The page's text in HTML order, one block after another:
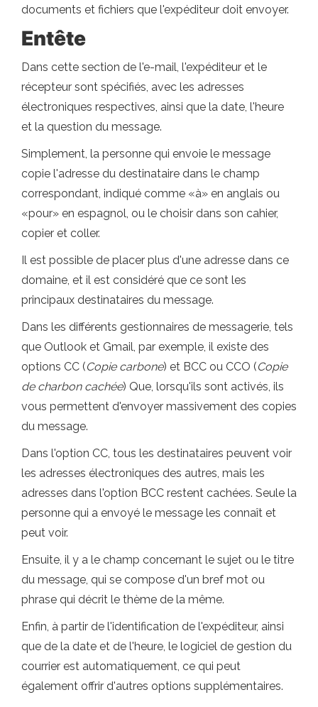
documents et fichiers que l'expéditeur doit envoyer.
Entête
Dans cette section de l'e-mail, l'expéditeur et le
récepteur sont spécifiés, avec les adresses
électroniques respectives, ainsi que la date, l'heure
et la question du message.
Simplement, la personne qui envoie le message
copie l'adresse du destinataire dans le champ
correspondant, indiqué comme «à» en anglais ou
«pour» en espagnol, ou le choisir dans son cahier,
copier et coller.
Il est possible de placer plus d'une adresse dans ce
domaine, et il est considéré que ce sont les
principaux destinataires du message.
Dans les différents gestionnaires de messagerie, tels
que Outlook et Gmail, par exemple, il existe des
options CC (Copie carbone) et BCC ou CCO (Copie
de charbon cachée) Que, lorsqu'ils sont activés, ils
vous permettent d'envoyer massivement des copies
du message.
Dans l'option CC, tous les destinataires peuvent voir
les adresses électroniques des autres, mais les
adresses dans l'option BCC restent cachées. Seule la
personne qui a envoyé le message les connaît et
peut voir.
Ensuite, il y a le champ concernant le sujet ou le titre
du message, qui se compose d'un bref mot ou
phrase qui décrit le thème de la même.
Enfin, à partir de l'identification de l'expéditeur, ainsi
que de la date et de l'heure, le logiciel de gestion du
courrier est automatiquement, ce qui peut
également offrir d'autres options supplémentaires.